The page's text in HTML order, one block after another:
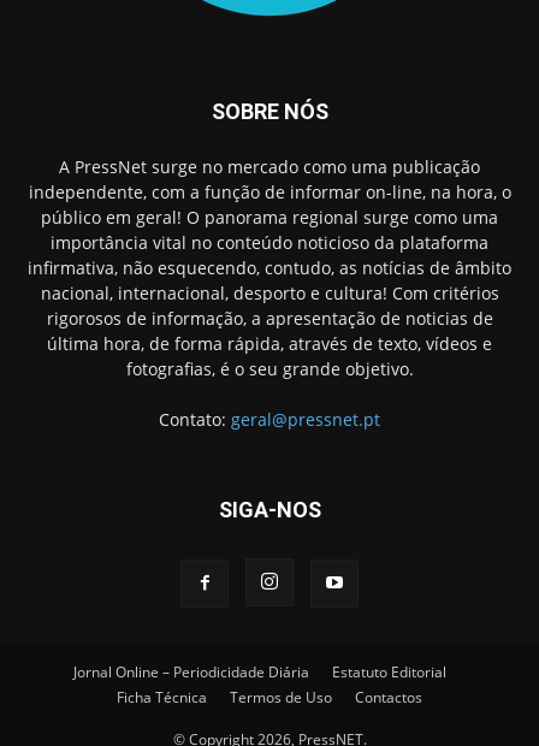
SOBRE NÓS
A PressNet surge no mercado como uma publicação
independente, com a função de informar on-line, na hora, o
público em geral! O panorama regional surge como uma
importância vital no conteúdo noticioso da plataforma
infirmativa, não esquecendo, contudo, as notícias de âmbito
nacional, internacional, desporto e cultura! Com critérios
rigorosos de informação, a apresentação de noticias de
última hora, de forma rápida, através de texto, vídeos e
fotografias, é o seu grande objetivo.
Contato: geral@pressnet.pt
SIGA-NOS
Jornal Online – Periodicidade Diária
Estatuto Editorial
Ficha Técnica
Termos de Uso Contactos
© Copyright 2026, PressNET.